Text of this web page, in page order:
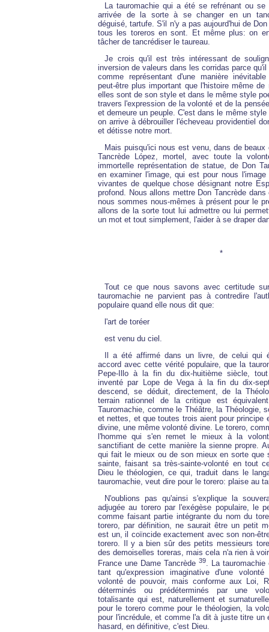
La tauromachie qui a été se refrénant ou
arrivée de la sorte à se changer en un
déguisé, tartufe. S'il n'y a pas aujourd'hui de
tous les toreros en sont. Et même plus: on
tâcher de tancrédiser le taureau.
Je crois qu'il est très intéressant de
inversion de valeurs dans les corridas parce
comme représentant d'une manière
peut-être plus important que l'histoire même de
elles sont de son style et dans le même style
travers l'expression de la volonté et de la
et demeure un peuple. C'est dans le même
on arrive à débrouiller l'écheveau providentiel
et détisse notre mort.
Mais puisqu'ici nous est venu, dans de beaux
Tancrède López, mortel, avec toute la
immortelle représentation de statue, de Don
en examiner l'image, qui est pour nous l'image
vivantes de quelque chose désignant notre
profond. Nous allons mettre Don Tancrède
nous sommes nous-mêmes à présent pour le
allons de la sorte tout lui admettre ou lui
un mot et tout simplement, l'aider à se draper
*
Tout ce que nous savons avec certitude
tauromachie ne parvient pas à contredire
populaire quand elle nous dit que:
l'art de toréer
est venu du ciel.
Il a été affirmé dans un livre, de celui qui
accord avec cette vérité populaire, que la
Pepe-Illo à la fin du dix-huitième siècle,
inventé par Lope de Vega à la fin du dix-
descend, se déduit, directement, de la
terrain rationnel de la critique est
Tauromachie, comme le Théâtre, la Théologie,
et nettes, et que toutes trois aient pour principe
divine, une même volonté divine. Le torero,
l'homme qui s'en remet le mieux à la
sanctifiant de cette manière la sienne propre.
qui fait le mieux ou de son mieux en sorte que
sainte, faisant sa très-sainte-volonté en tout
Dieu le théologien, ce qui, traduit dans le
tauromachie, veut dire pour le torero: plaise au
N'oublions pas qu'ainsi s'explique la
adjugée au torero par l'exégèse populaire, le
comme faisant partie intégrante du nom du
torero, par définition, ne saurait être un petit
est un, il coïncide exactement avec son non-
torero. Il y a bien sûr des petits messieurs
des demoiselles toreras, mais cela n'a rien à
France une Dame Tancrède 39. La tauromachie
tant qu'expression imaginative d'une
volonté de pouvoir, mais conforme aux Loi,
déterminés ou prédéterminés par une
totalisante qui est, naturellement et
pour le torero comme pour le théologien, la
pour l'incrédule, et comme l'a dit à juste titre un
hasard, en définitive, c'est Dieu.